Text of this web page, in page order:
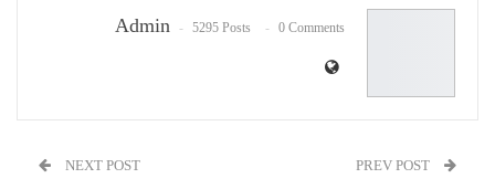
Admin 5295 Posts 0 Comments
NEXT POST